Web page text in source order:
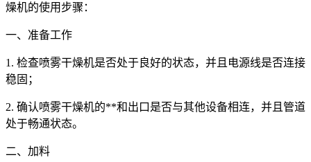
燥机的使用步骤：
一、准备工作
1. 检查喷雾干燥机是否处于良好的状态，并且电源线是否连接
稳固；
2. 确认喷雾干燥机的**和出口是否与其他设备相连，并且管道
处于畅通状态。
二、加料